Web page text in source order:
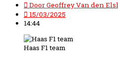
DoorGeoffrey Van den
15/03/2025
14:44
Haas F1 team